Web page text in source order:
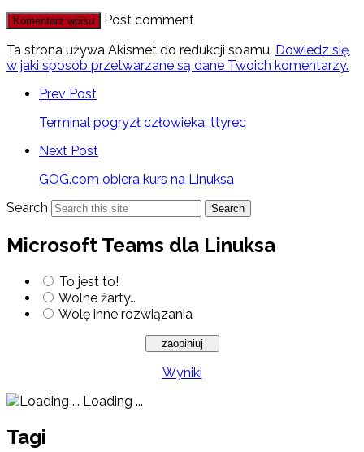
Post comment
Ta strona używa Akismet do redukcji spamu. Dowiedz się,
w jaki sposób przetwarzane są dane Twoich komentarzy.
Prev Post
Terminal pogryzł człowieka: ttyrec
Next Post
GOG.com obiera kurs na Linuksa
Search
Search
Microsoft Teams dla Linuksa
To jest to!
Wolne żarty…
Wolę inne rozwiązania
Wyniki
Loading ...
Tagi